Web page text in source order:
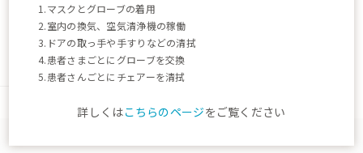
源 頼朝は誤嚥性肺炎で死ん
2022.03.31
1.マスクとグローブの着用
2.室内の換気、空気清浄機の稼働
3.ドアの取っ手や手すりなどの清拭
4.患者さまごとにグローブを交換
5.患者さんごとにチェアーを清拭
詳しくはこちらのページをご覧ください